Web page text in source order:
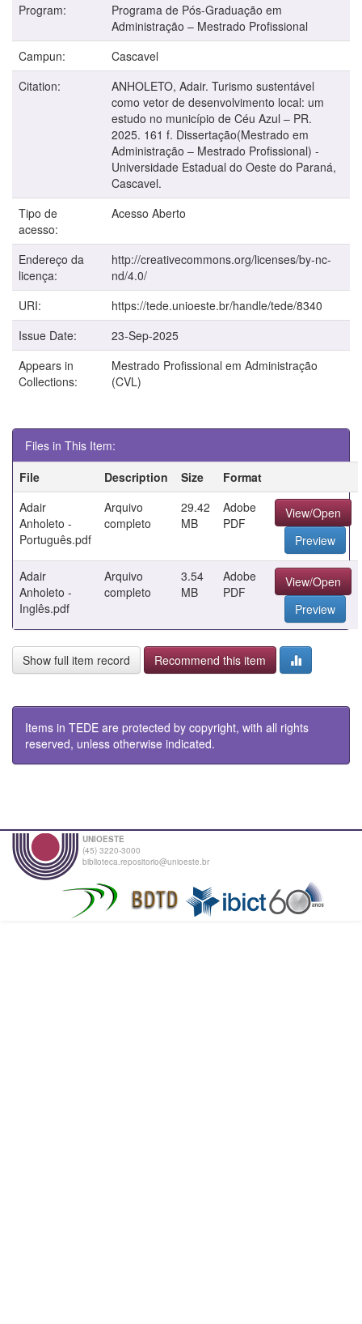
Program:
Programa de Pós-Graduação em
Administração – Mestrado Profissional
Campun:
Cascavel
Citation:
ANHOLETO, Adair. Turismo sustentável
como vetor de desenvolvimento local: um
estudo no município de Céu Azul – PR.
2025. 161 f. Dissertação(Mestrado em
Administração – Mestrado Profissional) -
Universidade Estadual do Oeste do Paraná,
Cascavel.
Tipo de
acesso:
Acesso Aberto
Endereço da
licença:
http://creativecommons.org/licenses/by-nc-
nd/4.0/
URI:
https://tede.unioeste.br/handle/tede/8340
Issue Date:
23-Sep-2025
Appears in
Collections:
Mestrado Profissional em Administração
(CVL)
Files in This Item:
File
Description Size
Format
Adair
Anholeto -
Português.pdf
Arquivo
completo
29.42
MB
Adobe
PDF
View/Open
Preview
Adair
Anholeto -
Inglês.pdf
Arquivo
completo
3.54
MB
Adobe
PDF
View/Open
Preview
Show full item record Recommend this item
Items in TEDE are protected by copyright, with all rights
reserved, unless otherwise indicated.
UNIOESTE
(45) 3220-3000
biblioteca.repositorio@unioeste.br